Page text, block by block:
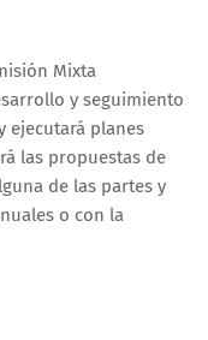
Mixta
y seguimiento
ejecutará planes
las propuestas de
de las partes y
o con la